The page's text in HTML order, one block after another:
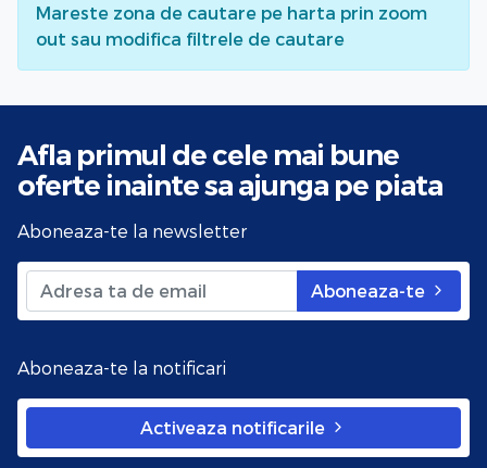
Mareste zona de cautare pe harta prin zoom
out sau modifica filtrele de cautare
Afla primul de cele mai bune
oferte inainte sa ajunga pe piata
Aboneaza-te la newsletter
Aboneaza-te
Aboneaza-te la notificari
Activeaza notificarile